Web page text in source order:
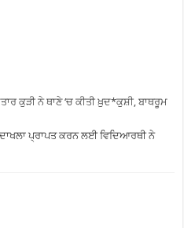
ਕੁੜੀ ਨੇ ਥਾਣੇ ‘ਚ ਕੀਤੀ ਖ਼ੁਦ*ਕੁਸ਼ੀ, ਬਾਥਰੂਮ
ਦਾਖਲਾ ਪ੍ਰਾਪਤ ਕਰਨ ਲਈ ਵਿਦਿਆਰਥੀ ਨੇ